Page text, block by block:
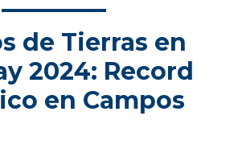
de Tierras en
2024: Record
en Campos